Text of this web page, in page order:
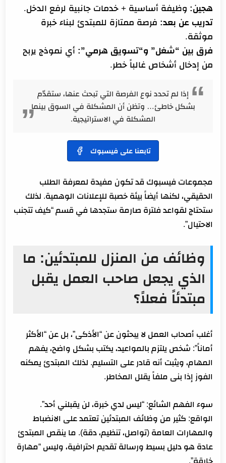
هجين: وظيفة أساسية + خدمات جانبية لرفع الدخل.
تدريب عن بعد: فرصة ممتازة للمبتدئ لبناء خبرة
موثقة.
فرق بين “شغل” و“تسويق هرمي”: أي نموذج يربح
من إدخال أشخاص غالباً خطر.
إذا لم تحدد نوع الفرصة التي تبحث عنها، ستقدّم
بشكل خاطئ… وتظن أن المشكلة في السوق بينما
المشكلة في الاستراتيجية.
تابعنا على فيسبوك
مجموعات فيسبوك قد تكون مفيدة لمعرفة الطلب
الحقيقي، لكنها أيضاً بيئة خصبة للإعلانات الوهمية. لذلك
ستحتاج لقواعد فلترة صارمة ستجدها في قسم “كيف تتجنب
الاحتيال”.
وظائف من المنزل للمبتدئين: ما
الذي يجعل صاحب العمل يقبل
مبتدئاً فعلاً؟
أغلب أصحاب العمل لا يبحثون عن “الأذكى”، بل عن “الأكثر
أماناً”: شخص يلتزم بالمواعيد، يكتب بشكل واضح، يفهم
المهام، ويثبت أنه قادر على التسليم. لذلك المبتدئ يمكنه
الفوز إذا بنى ملفاً يقلل المخاطر.
سوء الفهم الشائع: “ليس لدي خبرة، لن يقبلني أحد”.
الواقع: كثير من وظائف المبتدئين تعتمد على الانضباط
والمهارات العامة (تواصل، تنظيم، دقة). ما ينقص المبتدئ
عادة هو دليل بسيط ورسالة تقديم احترافية، وليس “مهارة
خارقة”.